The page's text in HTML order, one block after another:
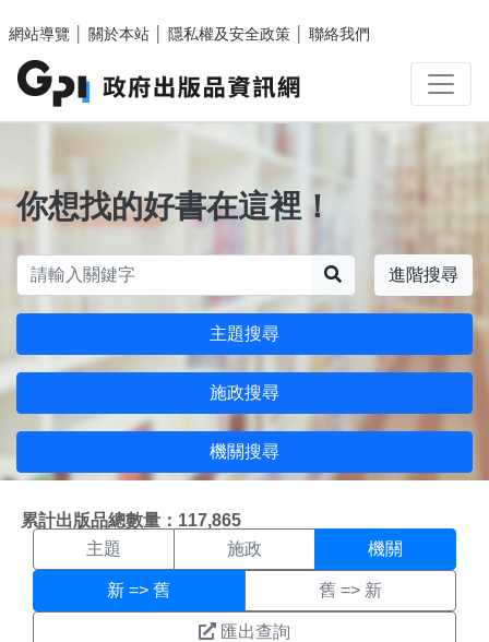
網站導覽
關於本站 隱私權及安全政策 聯絡我們
你想找的好書在這裡！
進階搜尋
主題搜尋
施政搜尋
機關搜尋
累計出版品總數量：117,865
機關搜尋結果頁面
主題 施政 機關
新 => 舊 舊 => 新
匯出查詢